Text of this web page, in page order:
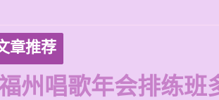
章推荐
州唱歌年会排练班